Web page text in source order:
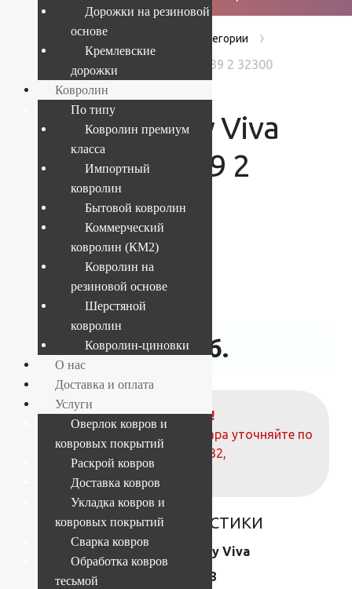
› Products Без категории ›
Ковер Shaggy Viva 1.2x1.8 м 1039 2 32300
Ковер Shaggy Viva
1.2×1.8 м 1039 2
32300
Текущий размер:1.2x1.8 м
4841227946995
4 190руб.
ВНИМАНИЕ!
О наличие и стоимости товара уточняйте по
телефонам:
+7 (812) 377-09-32,
+7 (967) 346-75-44
ОСНОВНЫЕ ХАРАКТЕРИСТИКИ
Коллекция
Shaggy Viva
Размер (м)
1.2×1.8
Дорожки на резиновой
основе
Кремлевские
дорожки
Ковролин
По типу
Ковролин премиум
класса
Импортный
ковролин
Бытовой ковролин
Коммерческий
ковролин (КМ2)
Ковролин на
резиновой основе
Шерстяной
ковролин
Ковролин-циновки
О нас
Доставка и оплата
Услуги
Оверлок ковров и
ковровых покрытий
Раскрой ковров
Доставка ковров
Укладка ковров и
ковровых покрытий
Сварка ковров
Обработка ковров
тесьмой